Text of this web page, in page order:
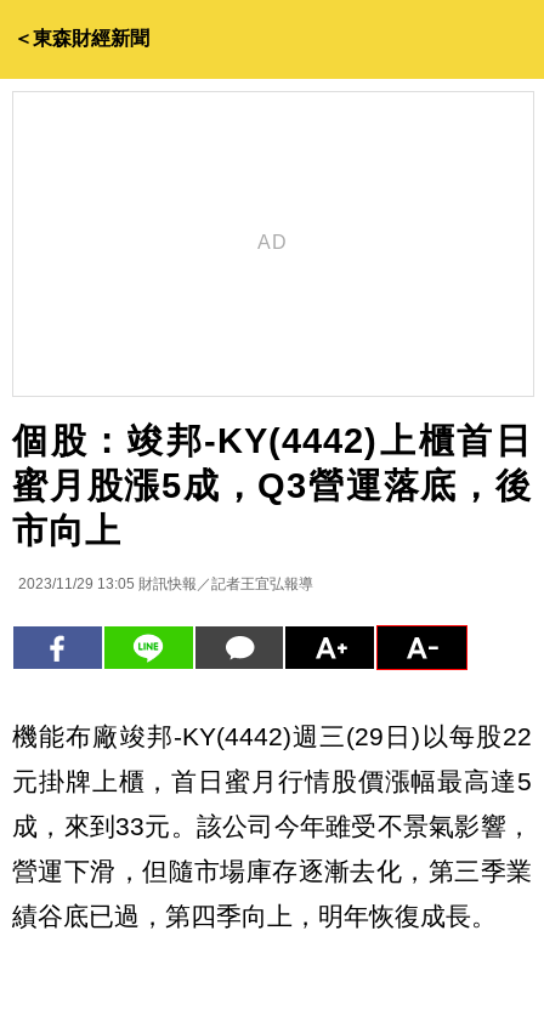
＜東森財經新聞
個股：竣邦-KY(4442)上櫃首日
蜜月股漲5成，Q3營運落底，後
市向上
2023/11/29 13:05 財訊快報／記者王宜弘報導
機能布廠竣邦-KY(4442)週三(29日)以每股22
元掛牌上櫃，首日蜜月行情股價漲幅最高達5
成，來到33元。該公司今年雖受不景氣影響，
營運下滑，但隨市場庫存逐漸去化，第三季業
績谷底已過，第四季向上，明年恢復成長。